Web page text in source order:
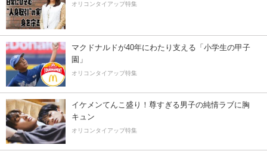
オリコンタイアップ特集
マクドナルドが40年にわたり支える「小学生の甲子
園」
オリコンタイアップ特集
イケメンてんこ盛り！尊すぎる男子の純情ラブに胸
キュン
オリコンタイアップ特集